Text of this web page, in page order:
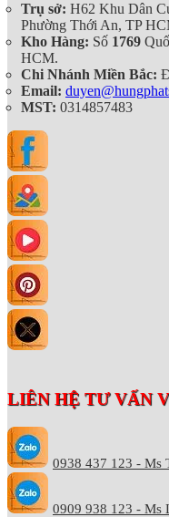
Trụ sở: H62 Khu Dân
Phường Thới An, TP
Kho Hàng: Số 1769
HCM.
Chi Nhánh Miền Bắc:
Email:
MST: 0314857483
LIÊN HỆ TƯ VẤN
0938 437 123 - Ms
0909 938 123 - Ms